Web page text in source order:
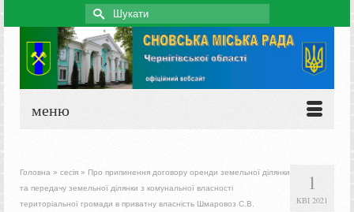
Search
for:
меню
1
КВІ 2021
Головна » сесія » Про припинення договору оренди земельної ділянки
та передачу земельної ділянки з комунальної власності
територіальної громади в приватну власність Шмаровоз С.В.